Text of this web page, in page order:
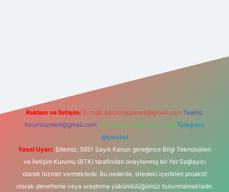
Reklam ve İletişim: E-mail: backlinkpaneli@gmail.com Teams:
forumhizmeti@gmail.com Whatsapp: 0262 606 0 726 Telegram:
@karabul
Yasal Uyarı: Sitemiz, 5651 Sayılı Kanun gereğince Bilgi Teknolojileri
ve İletişim Kurumu (BTK) tarafından onaylanmış bir Yer Sağlayıcı
olarak hizmet vermektedir. Bu nedenle, sitedeki içerikleri proaktif
olarak denetleme veya araştırma yükümlülüğümüz bulunmamaktadır.